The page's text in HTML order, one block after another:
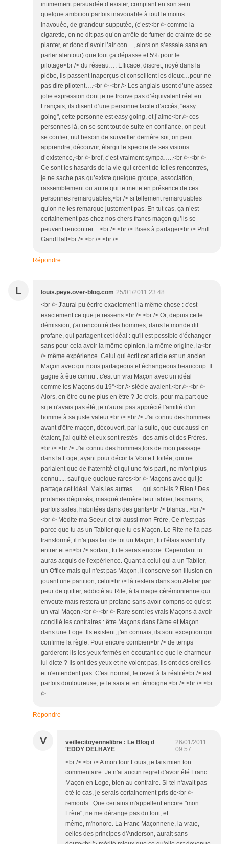
intimement persuadée d’exister, comptant en son sein
quelque ambition parfois inavouable à tout le moins
inavouée, de grandeur supputée, (c’est<br /> comme la
cigarette, on ne dit pas qu’on arrête de fumer de crainte de se
planter, et donc d’avoir l’air con…, alors on s’essaie sans en
parler alentour) que tout ça dépasse et 5% pour le
pilotage<br /> du réseau…. Efficace, discret, noyé dans la
plèbe, ils passent inaperçus et conseillent les dieux…pour ne
pas dire pilotent….<br /> <br /> Les anglais usent d’une assez
jolie expression dont je ne trouve pas d’équivalent réel en
Français, ils disent d’une personne facile d’accès, "easy
going", cette personne est easy going, et j’aime<br /> ces
personnes là, on se sent tout de suite en confiance, on peut
se confier, nul besoin de surveiller derrière soi, on peut
apprendre, découvrir, élargir le spectre de ses visions
d’existence,<br /> bref, c’est vraiment sympa…..<br /> <br />
Ce sont les hasards de la vie qui créent de telles rencontres,
je ne sache pas qu’existe quelque groupe, association,
rassemblement ou autre qui te mette en présence de ces
personnes remarquables,<br /> si tellement remarquables
qu’on ne les remarque justement pas. En tut cas, ça n’est
certainement pas chez nos chers francs maçon qu’ils se
peuvent rencontrer…<br /> <br /> Bises à partager<br /> Phill
GandHalf<br /> <br /> <br />
Répondre
L louis.peye.over-blog.com 25/01/2011 23:48
<br /> J'aurai pu écrire exactement la même chose : c'est
exactement ce que je ressens.<br /> <br /> Or, depuis cette
démission, j'ai rencontré des hommes, dans le monde dit
profane, qui partagent cet idéal : qu'il est possible d'échanger
sans pour cela avoir la même opinion, la même origine, la<br
/> même expérience. Celui qui écrit cet article est un ancien
Maçon avec qui nous partageons et échangeons beaucoup. Il
gagne à être connu : c'est un vrai Maçon avec un idéal
comme les Maçons du 19°<br /> siècle avaient.<br /> <br />
Alors, en être ou ne plus en être ? Je crois, pour ma part que
si je n'avais pas été, je n'aurai pas apprécié l'amitié d'un
homme à sa juste valeur.<br /> <br /> J'ai connu des hommes
avant d'être maçon, découvert, par la suite, que eux aussi en
étaient, j'ai quitté et eux sont restés - des amis et des Frères.
<br /> <br /> J'ai connu des hommes,lors de mon passage
dans la Loge, ayant pour décor la Voute Etoilée, qui ne
parlaient que de fraternité et qui une fois parti, ne m'ont plus
connu..... sauf que quelque rares<br /> Maçons avec qui je
partage cet idéal. Mais les autres...... qui sont-ils ? Rien ! Des
profanes déguisés, masqué derrière leur tablier, les mains,
parfois sales, habritées dans des gants<br /> blancs...<br />
<br /> Médite ma Soeur, et toi aussi mon Frère, Ce n'est pas
parce que tu as un Tablier que tu es Maçon. Le Rite ne t'a pas
transformé, il n'a pas fait de toi un Maçon, tu l'étais avant d'y
entrer et en<br /> sortant, tu le seras encore. Cependant tu
auras acquis de l'expérience. Quant à celui qui a un Tablier,
un Office mais qui n'est pas Maçon, il conserve son illusion en
jouant une partition, celui<br /> là restera dans son Atelier par
peur de quitter, addicté au Rite, à la magie cérémonienne qui
envoute mais restera un profane sans avoir compris ce qu'est
un vrai Maçon.<br /> <br /> Rare sont les vrais Maçons à avoir
concilié les contraires : être Maçons dans l'âme et Maçon
dans une Loge. Ils existent, j'en connais, ils sont exception qui
confirme la règle. Pour encore combien<br /> de temps
garderont-ils les yeux fermés en écoutant ce que le charmeur
lui dicte ? Ils ont des yeux et ne voient pas, ils ont des oreilles
et n'entendent pas. C'est normal, le reveil à la réalité<br /> est
parfois douloureuse, je le sais et en témoigne.<br /> <br /> <br
/>
Répondre
V
veillecitoyennelibre : Le Blog d
'EDDY DELHAYE
26/01/2011
09:57
<br /> <br /> A mon tour Louis, je fais mien ton
commentaire. Je n'ai aucun regret d'avoir été Franc
Maçon en Loge, bien au contraire. Si tel n'avait pas
été le cas, je serais certainement pris de<br />
remords...Que certains m'appellent encore "mon
Frère", ne me dérange pas du tout, et
même, m'honore. La Franc Maçonnerie, la vraie,
celles des principes d'Anderson, aurait sans